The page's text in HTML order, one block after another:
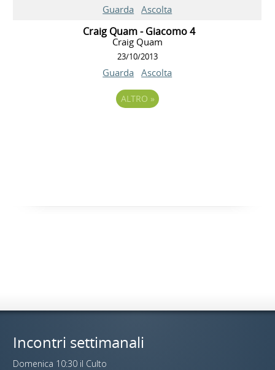
Guarda Ascolta
Craig Quam - Giacomo 4
Craig Quam
23/10/2013
Guarda Ascolta
ALTRO »
Incontri settimanali
Domenica 10:30 il Culto